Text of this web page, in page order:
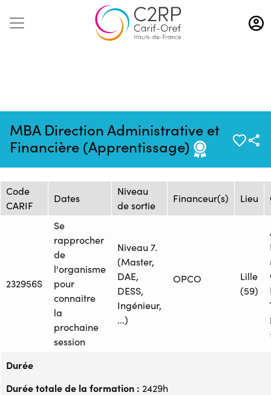
Aller
au
contenu
MBA Direction Administrative et
Financière (Apprentissage)
20/09/2024
1630255
COMPETENCES PRO
Session de formation
Code
CARIF
Dates
Niveau
de sortie
Financeur(s) Lieu
232956S
Se
rapprocher
de
l'organisme
pour
connaitre
la
prochaine
session
Niveau 7.
(Master,
DAE,
DESS,
Ingénieur,
...)
OPCO
Lille
(59)
Durée
Durée totale de la formation : 2429h